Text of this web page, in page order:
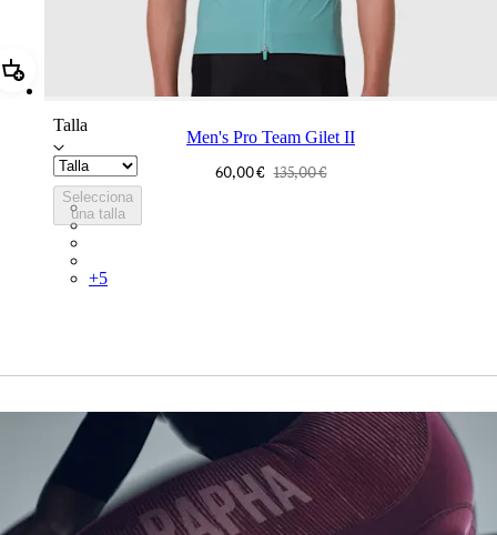
Añadir Men's Pro Team Gilet II
Talla
Selecciona
una talla
Men's Pro Team Gilet II
60,00 € 135,00 €
PGL03XXCSV
PGL03XXDDS
+5